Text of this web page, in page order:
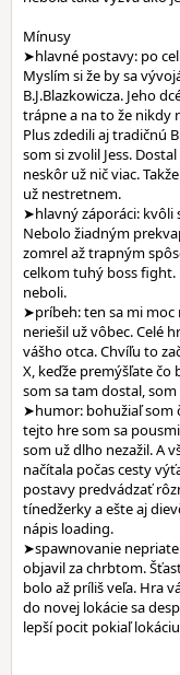
Mínusy
➤hlavné postavy: po
Myslím si že by sa
B.J.Blazkowicza. Jeho
trápne a na to že nikdy
Plus zdedili aj tradičnú
som si zvolil Jess.
neskôr už nič viac.
už nestretnem.
➤hlavný záporáci: kvôli
Nebolo žiadným
zomrel až trapným
celkom tuhý boss fight.
neboli.
➤príbeh: ten sa mi moc
neriešil už vôbec. Celé
vášho otca. Chvíľu to
X, keďže premýšľate
som sa tam dostal,
➤humor: bohužiaľ som
tejto hre som sa
som už dlho nezažil. A
načítala počas cesty
postavy predvádzať
tínedžerky a ešte aj
nápis loading.
➤spawnovanie
objavil za chrbtom.
bolo až príliš veľa. Hra
do novej lokácie sa
lepší pocit pokiaľ